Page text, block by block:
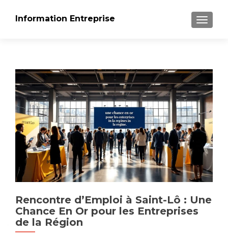
Information Entreprise
Rencontre d’Emploi à Saint-Lô : Une
Chance En Or pour les Entreprises
de la Région